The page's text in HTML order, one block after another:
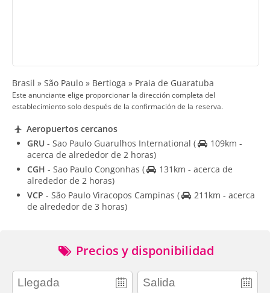
Brasil » São Paulo » Bertioga » Praia de Guaratuba
Este anunciante elige proporcionar la dirección completa del
establecimiento solo después de la confirmación de la reserva.
Aeropuertos cercanos
GRU - Sao Paulo Guarulhos International (
109km -
acerca de alrededor de 2 horas)
CGH - Sao Paulo Congonhas (
131km - acerca de
alrededor de 2 horas)
VCP - São Paulo Viracopos Campinas (
211km - acerca
de alrededor de 3 horas)
Precios y disponibilidad